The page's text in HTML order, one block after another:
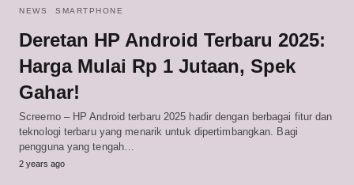
NEWS SMARTPHONE
Deretan HP Android Terbaru 2025:
Harga Mulai Rp 1 Jutaan, Spek
Gahar!
Screemo – HP Android terbaru 2025 hadir dengan berbagai fitur dan
teknologi terbaru yang menarik untuk dipertimbangkan. Bagi
pengguna yang tengah…
2 years ago